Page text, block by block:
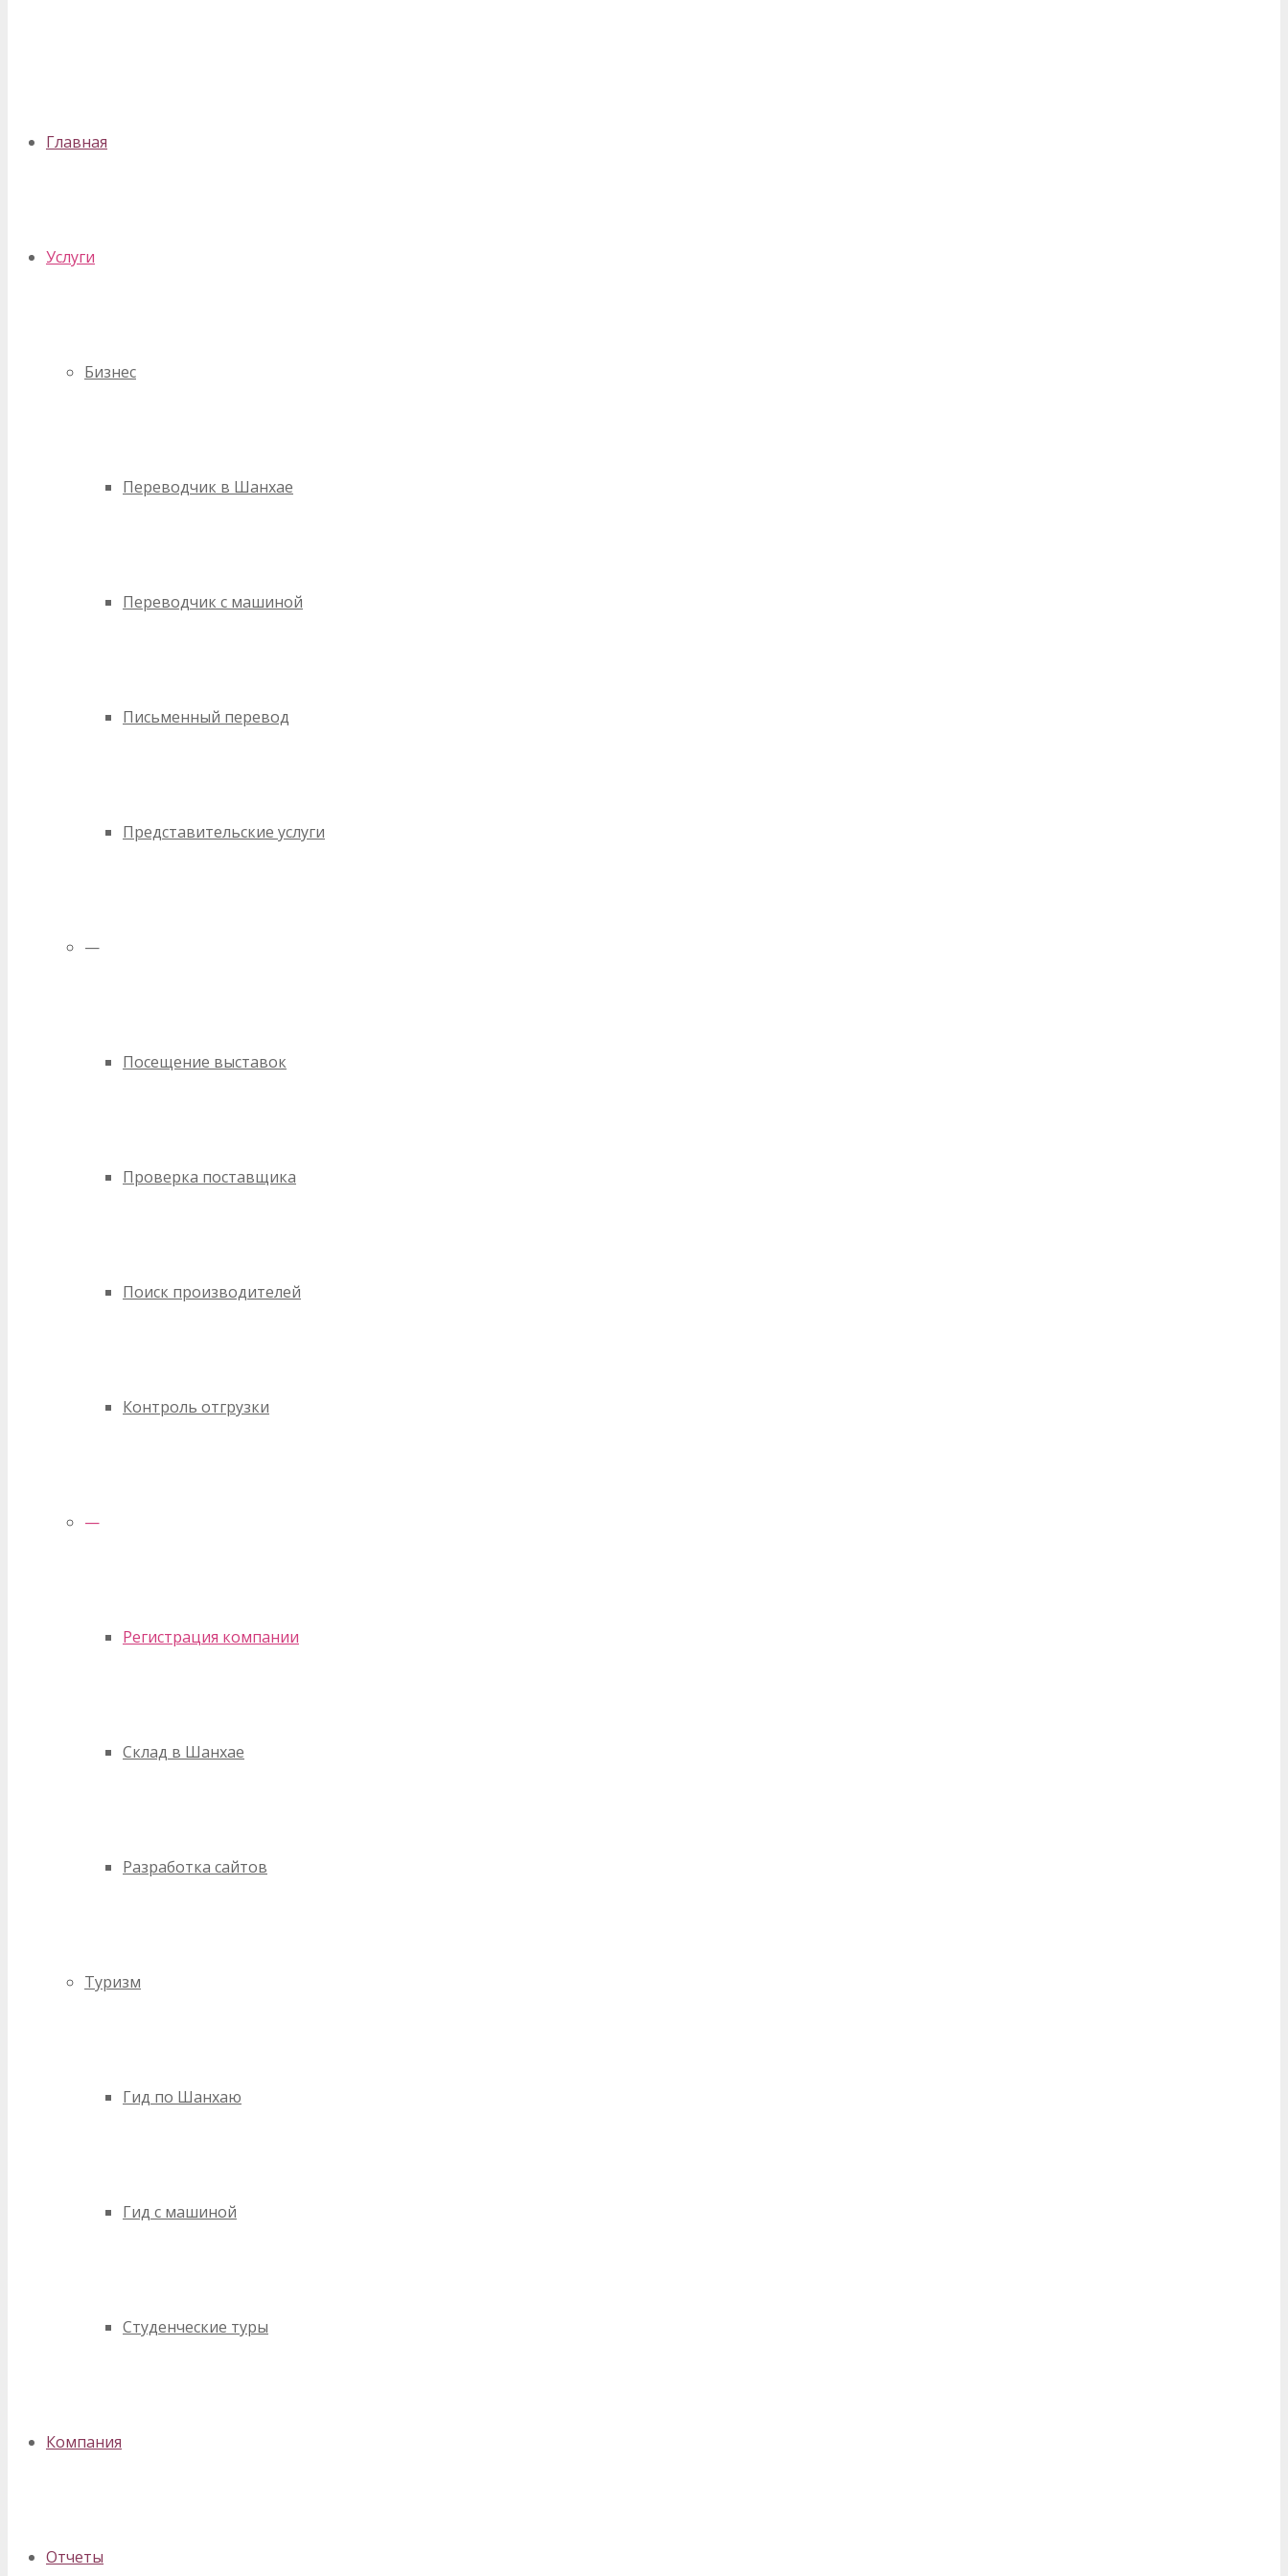
Главная
Услуги
Бизнес
Переводчик в Шанхае
Переводчик с машиной
Письменный перевод
Представительские услуги
—
Посещение выставок
Проверка поставщика
Поиск производителей
Контроль отгрузки
—
Регистрация компании
Склад в Шанхае
Разработка сайтов
Туризм
Гид по Шанхаю
Гид с машиной
Студенческие туры
Компания
Отчеты